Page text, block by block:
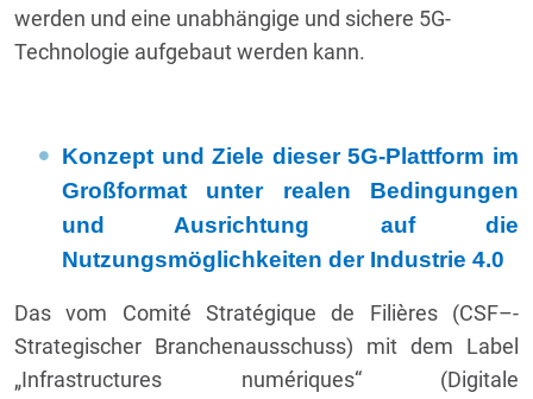
werden und eine unabhängige und sichere 5G-
Technologie aufgebaut werden kann.
Konzept und Ziele dieser 5G-Plattform im
Großformat unter realen Bedingungen
und Ausrichtung auf die
Nutzungsmöglichkeiten der Industrie 4.0
Das vom Comité Stratégique de Filières (CSF–-
Strategischer Branchenausschuss) mit dem Label
„Infrastructures numériques“ (Digitale